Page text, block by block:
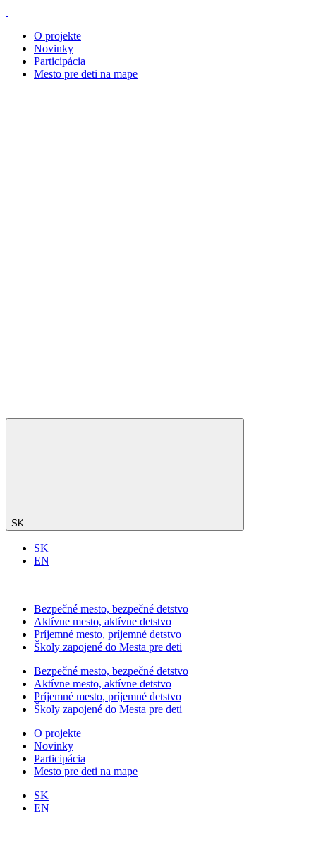
O projekte
Novinky
Participácia
Mesto pre deti na mape
SK
SK
EN
Bezpečné mesto, bezpečné detstvo
Aktívne mesto, aktívne detstvo
Príjemné mesto, príjemné detstvo
Školy zapojené do Mesta pre deti
Bezpečné mesto, bezpečné detstvo
Aktívne mesto, aktívne detstvo
Príjemné mesto, príjemné detstvo
Školy zapojené do Mesta pre deti
O projekte
Novinky
Participácia
Mesto pre deti na mape
SK
EN